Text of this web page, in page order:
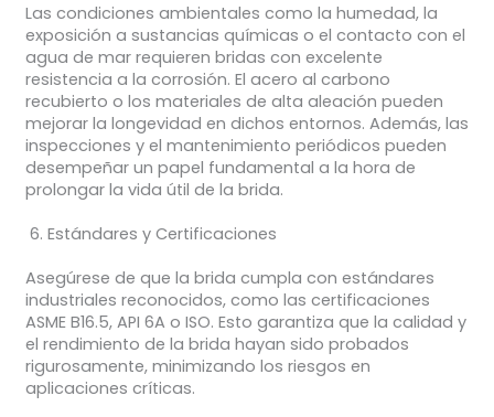
Las condiciones ambientales como la humedad, la
exposición a sustancias químicas o el contacto con el
agua de mar requieren bridas con excelente
resistencia a la corrosión. El acero al carbono
recubierto o los materiales de alta aleación pueden
mejorar la longevidad en dichos entornos. Además, las
inspecciones y el mantenimiento periódicos pueden
desempeñar un papel fundamental a la hora de
prolongar la vida útil de la brida.
Estándares y Certificaciones
Asegúrese de que la brida cumpla con estándares
industriales reconocidos, como las certificaciones
ASME B16.5, API 6A o ISO. Esto garantiza que la calidad y
el rendimiento de la brida hayan sido probados
rigurosamente, minimizando los riesgos en
aplicaciones críticas.